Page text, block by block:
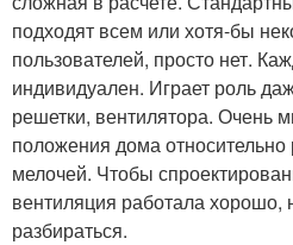
подходят всем или хотя-бы
пользователей, просто нет.
индивидуален. Играет роль
решетки, вентилятора. Очень
положения дома
мелочей. Чтобы
вентиляция работала хорошо,
разбираться.